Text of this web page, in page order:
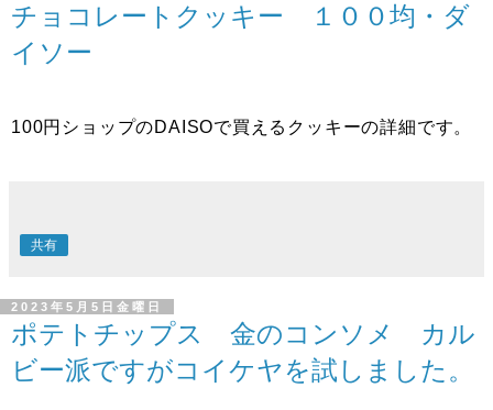
チョコレートクッキー １００均・ダ
イソー
100円ショップのDAISOで買えるクッキーの詳細です。
共有
2023年5月5日金曜日
ポテトチップス 金のコンソメ カル
ビー派ですがコイケヤを試しました。